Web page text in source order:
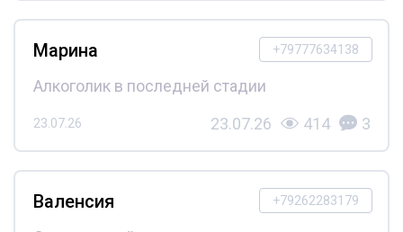
+79777634138
Марина
Алкоголик в последней стадии
23.07.26 23.07.26 414 3
+79262283179
Валенсия